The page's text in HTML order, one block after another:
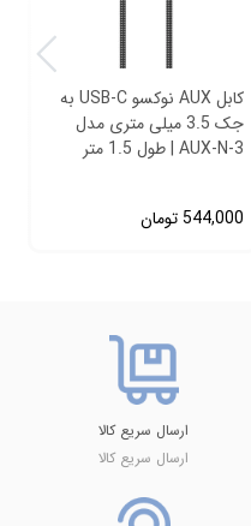
کابل AUX نوکسو USB-C به
جک 3.5 میلی متری مدل
AUX-N-3 | طول 1.5 متر
544,000تومان
ارسال سریع کالا
ارسال سریع کالا